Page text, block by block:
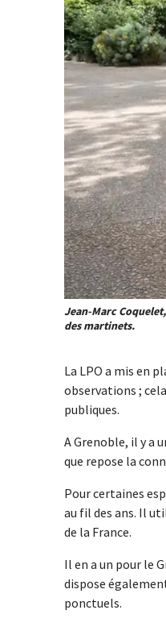
Jean-Marc
des martinets.
La LPO a mis en
observations ;
publiques.
A Grenoble, il y a
que repose la
Pour certaines
au fil des ans. Il
de la France.
Il en a un pour le
dispose
ponctuels.